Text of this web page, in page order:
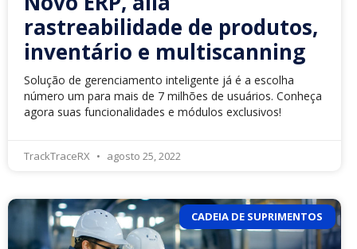
rastreabilidade de produtos,
inventário e multiscanning
Solução de gerenciamento inteligente já é a escolha
número um para mais de 7 milhões de usuários. Conheça
agora suas funcionalidades e módulos exclusivos!
TrackTraceRX agosto 25, 2022
CADEIA DE SUPRIMENTOS